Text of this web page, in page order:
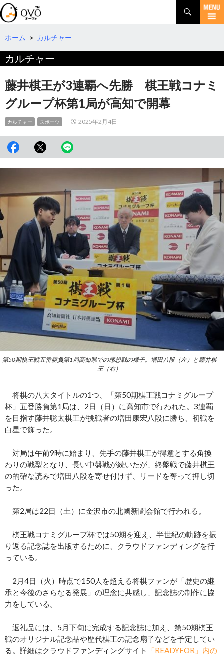
検
索
コ
テ
ツ
へ
移
動
ホーム > カルチャー
カルチャー
藤井棋王が3連覇へ先勝 棋王戦コナミ
グループ杯第1局が高知で開幕
カルチャー スポーツ 2025年2月4日
第50期棋王戦五番勝負第1局高知県での感想戦の様子。増田八段（左）と藤井棋
王（右）
将棋の八大タイトルの1つ、「第50期棋王戦コナミグループ
杯」五番勝負第1局は、2日（日）に高知市で行われた。3連覇
を目指す藤井聡太棋王が挑戦者の増田康宏八段に勝ち、初戦を
白星で飾った。
対局は午前9時に始まり、先手の藤井棋王が得意とする角換
わりの戦型となり、長い中盤戦が続いたが、終盤戦で藤井棋王
の的確な読みで増田八段を寄せ付けず、リードを奪って押し切
った。
第2局は22日（土）に金沢市の北國新聞会館で行われる。
棋王戦コナミグループ杯では50期を迎え、半世紀の軌跡を振
り返る記念誌を出版するために、クラウドファンディングを行
っている。
2月4日（火）時点で150人を超える将棋ファンが「歴史の継
承と今後のさらなる発展」の理念に共感し、記念誌の制作に協
力をしている。
返礼品には、5月下旬に完成する記念誌に加え、第50期棋王
戦のオリジナル記念品や歴代棋王の記念扇子などを予定してい
る。詳細はクラウドファンディングサイト
「READYFOR」内の